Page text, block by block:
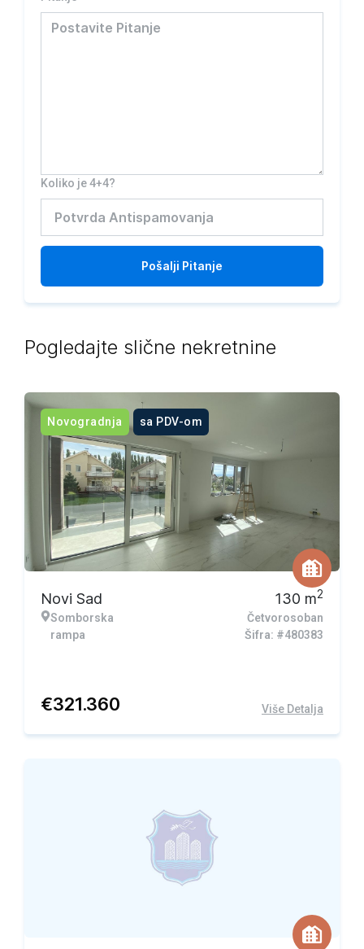
Koliko je 4+4?
Pošalji Pitanje
Pogledajte slične nekretnine
Novogradnja sa PDV-om
Novi Sad
Somborska
rampa
130 m2
Četvorosoban
Šifra: #480383
€321.360 Više Detalja